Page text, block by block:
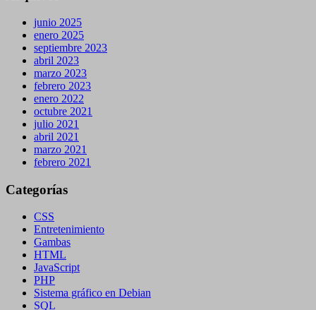
junio 2025
enero 2025
septiembre 2023
abril 2023
marzo 2023
febrero 2023
enero 2022
octubre 2021
julio 2021
abril 2021
marzo 2021
febrero 2021
Categorías
CSS
Entretenimiento
Gambas
HTML
JavaScript
PHP
Sistema gráfico en Debian
SQL